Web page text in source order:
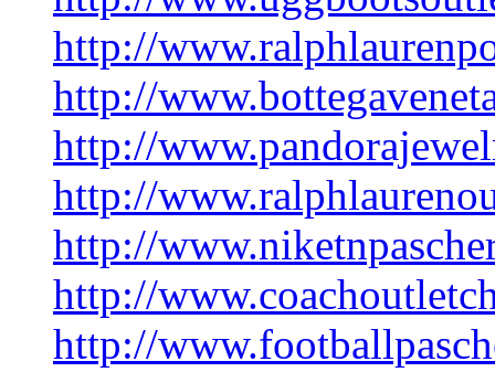
http://
http://
http://
http://
http://
http://
http://